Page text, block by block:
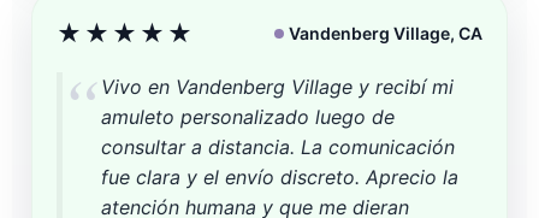
★★★★★ Vandenberg Village, CA
Vivo en Vandenberg Village y recibí mi
amuleto personalizado luego de
consultar a distancia. La comunicación
fue clara y el envío discreto. Aprecio la
atención humana y que me dieran